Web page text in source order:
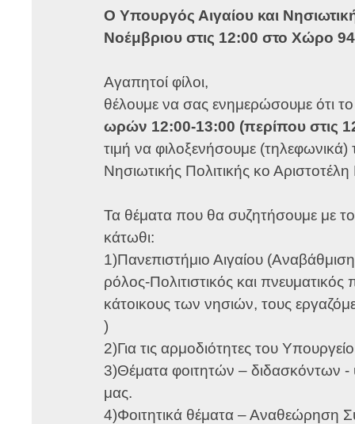
O Υπουργός Αιγαίου και
Νοέμβριου στις 12:00 στο Χώρο
Αγαπητοί φίλοι,
θέλουμε να σας ενημερώσουμε ότι
ωρών 12:00-13:00 (περίπου στις
τιμή να φιλοξενήσουμε
Νησιωτικής Πολιτικής κο
Τα θέματα που θα συζητήσουμε με
κάτωθι:
1)Πανεπιστήμιο Αιγαίου
ρόλος-Πολιτιστικός και
κάτοικους των νησιών, τους
)
2)Για τις αρμοδιότητες του
3)Θέματα φοιτητών – διδασκόντων
μας.
4)Φοιτητικά θέματα – Αναθεώρηση